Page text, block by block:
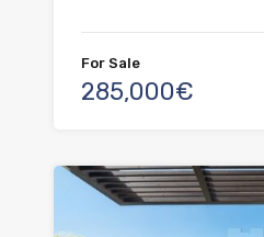
For Sale
285,000€